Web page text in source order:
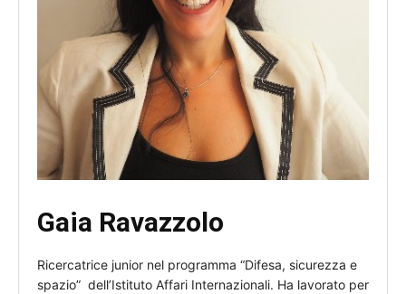
Gaia Ravazzolo
Ricercatrice junior nel programma “Difesa, sicurezza e
spazio” dell’Istituto Affari Internazionali. Ha lavorato per